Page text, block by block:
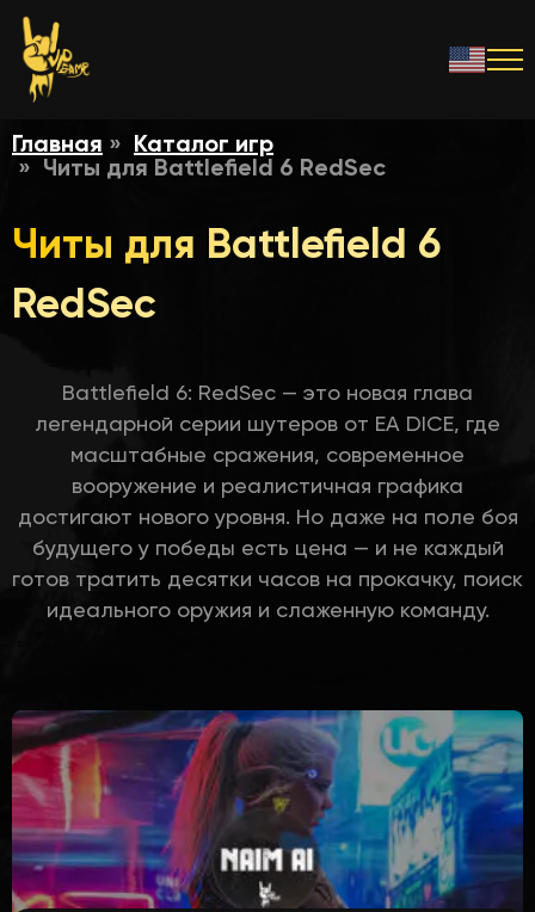
Главная
Каталог игр
Читы для Battlefield 6 RedSec
Читы для Battlefield 6
RedSec
Battlefield 6: RedSec — это новая глава
легендарной серии шутеров от EA DICE, где
масштабные сражения, современное
вооружение и реалистичная графика
достигают нового уровня. Но даже на поле боя
будущего у победы есть цена — и не каждый
готов тратить десятки часов на прокачку, поиск
идеального оружия и слаженную команду.